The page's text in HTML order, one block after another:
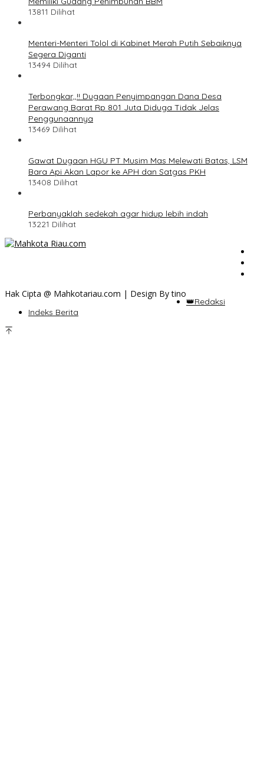
13811 Dilihat
Menteri-Menteri Tolol di Kabinet Merah Putih Sebaiknya
Segera Diganti
13494 Dilihat
Terbongkar,,!! Dugaan Penyimpangan Dana Desa
Perawang Barat Rp 801 Juta Diduga Tidak Jelas
Penggunaannya
13469 Dilihat
Gawat Dugaan HGU PT Musim Mas Melewati Batas, LSM
Bara Api Akan Lapor ke APH dan Satgas PKH
13408 Dilihat
Perbanyaklah sedekah agar hidup lebih indah
13221 Dilihat
Hak Cipta @ Mahkotariau.com | Design By tino
👑Redaksi
Indeks Berita